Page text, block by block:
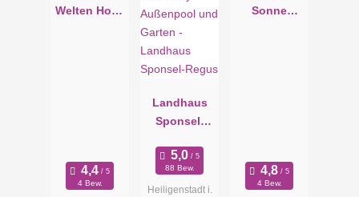
Welten Hotel
4 Bew.
Landhaus
Sponsel-
88 Bew.
Heiligenstadt i.
Sonne
4 Bew.